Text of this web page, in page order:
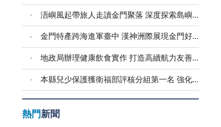
心，幫助每個孩子發掘興趣、探索潛能，而不是讓學習
淪為一場無休止的競賽。
償。《民法》第184條規定，若他人因不法行為侵害他
人權利，則應負損害賠償責任。在此案中，若Andy能
證明張媽媽的商標註冊行為使其失去品牌經營權益，導
害。 然而，法律程序的勝訴關鍵，往往取決於證據的
完整性與合理性。在這類智慧財產權糾紛中，當事人應
妥善蒐集相關文件，如品牌經營紀錄、商業合約、財務
流向等，來證明自己的權利。此外，若Andy在頻道經
營過程中，有使用「眾量級」品牌名稱的相關紀錄，如
當然，當然也會忽略了家庭主婦也是人，她們也會累，
族雖然在公司要承受壓力，但至少有固定的上班與下班
時間，可以在下班後稍作休息，或是享受個人的生活。
然而，家庭主婦卻沒有這樣的待遇，她們的工作是全天
候的，在深夜也可能隨時待命。例如，孩子半夜發燒，
誰來照顧？除此，親朋好友臨時來訪，誰來張羅？這些
突發狀況，家庭主婦總是第一個上陣，無論身心多麼疲
應該賠償，不過不需要償還兩倍。這時子衡又碎唸了起
來：「她自己說要賠兩倍的，要守信用！」導師無奈地
說：「東西只有二十元，就只要賠二十元。芷妍，妳自
己還不會賺錢，不要隨口就說要賠兩倍，引起誤會和糾
紛。妳今天有帶二十元可以還子衡嗎？」芷妍竟氣沖沖
地賴帳道：「我媽媽都把錢存到我悠遊卡裡，我身上都
衝突，便平靜地說：「那我再跟你們的媽媽聯絡。」
浯嶼風起帶旅人走讀金門聚落 深度探索島嶼文化底蘊
金門特產跨海進軍臺中 漢神洲際展現金門好滋味
地政局辦理健康飲食實作 打造高續航力友善職場
本縣兒少保護獲衛福部評核分組第一名 強化預防與跨域合作 建構兒少安全成長環境
熱門新聞